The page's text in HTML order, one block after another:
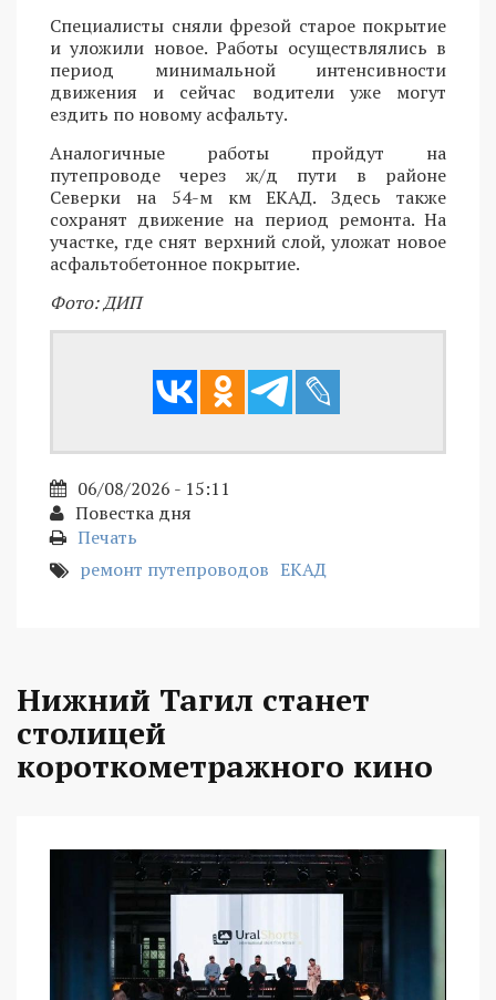
Специалисты сняли фрезой старое покрытие
и уложили новое. Работы осуществлялись в
период минимальной интенсивности
движения и сейчас водители уже могут
ездить по новому асфальту.
Аналогичные работы пройдут на
путепроводе через ж/д пути в районе
Северки на 54-м км ЕКАД. Здесь также
сохранят движение на период ремонта. На
участке, где снят верхний слой, уложат новое
асфальтобетонное покрытие.
Фото: ДИП
06/08/2026 - 15:11
Повестка дня
Печать
ремонт путепроводов ЕКАД
Нижний Тагил станет
столицей
короткометражного кино